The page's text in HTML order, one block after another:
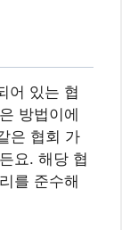
어 있는 협
방법이에
은 협회 가
요. 해당 협
를 준수해